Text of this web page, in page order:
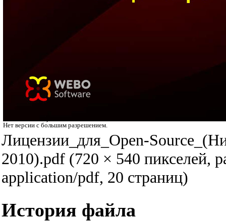
Нет версии с бо́льшим разрешением.
Лицензии_для_Open-
2010).pdf (720 × 540 пикселей,
application/pdf, 20 страниц)
История файла